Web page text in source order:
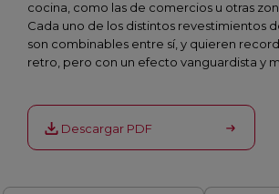
cocina, como las de comercios u otras
Cada uno de los distintos revestimientos
son combinables entre sí, y quieren
retro, pero con un efecto vanguardista y
Descargar PDF